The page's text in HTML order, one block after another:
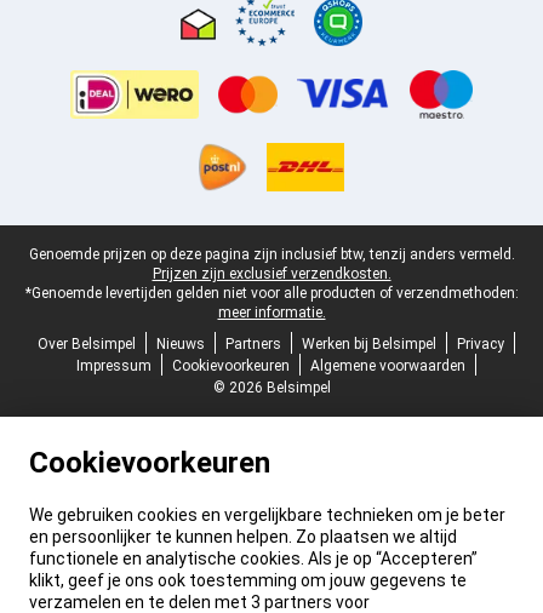
Juridische voettekst
Genoemde prijzen op deze pagina zijn inclusief btw, tenzij anders vermeld.
Prijzen zijn exclusief verzendkosten.
*Genoemde levertijden gelden niet voor alle producten of verzendmethoden:
meer informatie.
Over Belsimpel
Nieuws Partners Werken bij Belsimpel
Privacy
Impressum
Cookievoorkeuren
Algemene voorwaarden
© 2026 Belsimpel
Cookievoorkeuren
We gebruiken cookies en vergelijkbare technieken om je beter
en persoonlijker te kunnen helpen. Zo plaatsen we altijd
functionele en analytische cookies. Als je op “Accepteren”
klikt, geef je ons ook toestemming om jouw gegevens te
verzamelen en te delen met 3 partners voor